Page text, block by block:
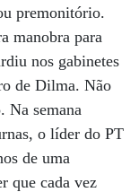
premonitório.
manobra para
nos gabinetes
de Dilma. Não
Na semana
o líder do PT
de uma
que cada vez